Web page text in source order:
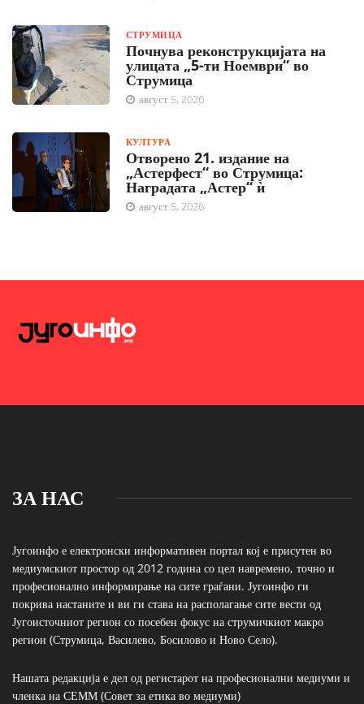
СТРУМИЦА
Почнува реконструкцијата на
улицата „5-ти Ноември“ во
Струмица
август 5, 2026
КУЛТУРА
Отворено 21. издание на
„Астерфест“ во Струмица:
Наградата „Астер“ ѝ
август 5, 2026
ЗА НАС
Југоинфо е електронски информативен портал кој е присутен во
медиумскиот простор од 2012 година со цел навремено, точно и
професионално информирање на сите граѓани. Југоинфо ги
покрива настаните и ви ги става на располагање сите вести од
Југоисточниот регион со посебен фокус на струмичкиот макро
регион (Струмица, Василево, Босилово и Ново Село).
Нашата редакција е дел од регистарот на професионални медиуми и
членка на СЕММ (Совет за етика во медиуми)